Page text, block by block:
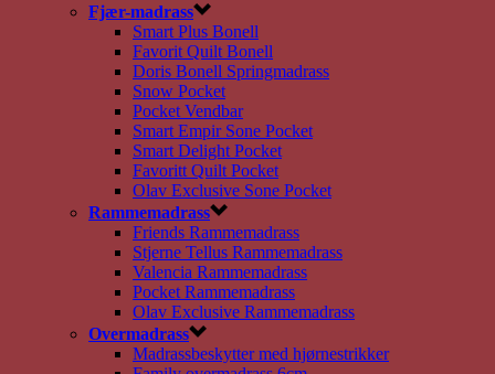
Fjær-madrass
Smart Plus Bonell
Favorit Quilt Bonell
Doris Bonell Springmadrass
Snow Pocket
Pocket Vendbar
Smart Empir Sone Pocket
Smart Delight Pocket
Favoritt Quilt Pocket
Olav Exclusive Sone Pocket
Rammemadrass
Friends Rammemadrass
Stjerne Tellus Rammemadrass
Valencia Rammemadrass
Pocket Rammemadrass
Olav Exclusive Rammemadrass
Overmadrass
Madrassbeskytter med hjørnestrikker